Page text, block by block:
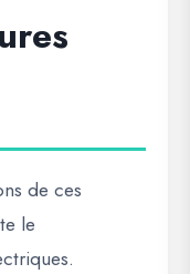
de ces
le